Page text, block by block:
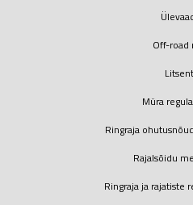
Off-road
Müra
Ringraja
Rajalsõidu
Ringraja ja rajatiste